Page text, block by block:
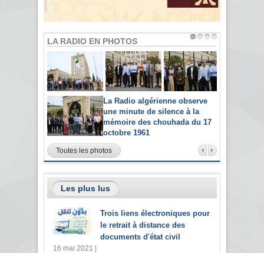
LA RADIO EN PHOTOS
La Radio algérienne observe
une minute de silence à la
mémoire des chouhada du 17
octobre 1961
Toutes les photos
Les plus lus
Trois liens électroniques pour
le retrait à distance des
documents d'état civil
16 mai 2021 |